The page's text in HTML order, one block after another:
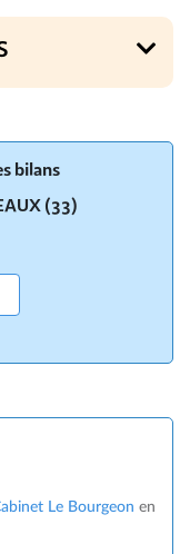
bilans
(33)
Le Bourgeon en